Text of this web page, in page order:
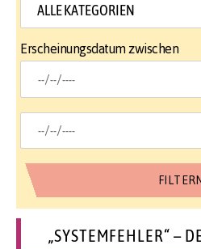
Erscheinungsdatum zwischen
„SYSTEMFEHLER“ –